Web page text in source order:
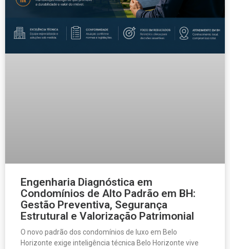
Engenharia Diagnóstica em
Condomínios de Alto Padrão em BH:
Gestão Preventiva, Segurança
Estrutural e Valorização Patrimonial
O novo padrão dos condomínios de luxo em Belo
Horizonte exige inteligência técnica Belo Horizonte vive